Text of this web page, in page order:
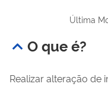
Última
O que é?
Realizar alteração de